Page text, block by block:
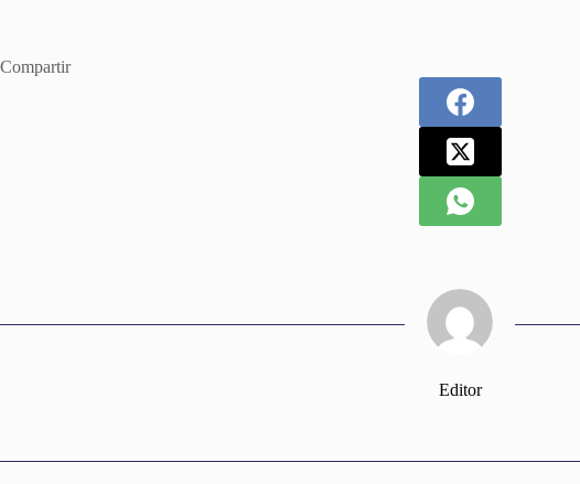
Compartir
Editor